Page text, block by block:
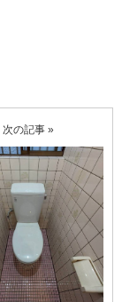
次の記事 »